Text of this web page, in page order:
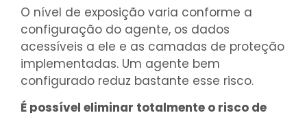
O nível de exposição varia conforme a
configuração do agente, os dados
acessíveis a ele e as camadas de proteção
implementadas. Um agente bem
configurado reduz bastante esse risco.
É possível eliminar totalmente o risco de